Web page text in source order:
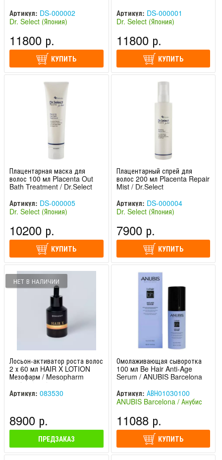
Артикул: DS-000002
Dr. Select (Япония)
11800 р.
КУПИТЬ
Артикул: DS-000001
Dr. Select (Япония)
11800 р.
КУПИТЬ
Плацентарная маска для
волос 100 мл Placenta Out
Bath Treatment / Dr.Select
Артикул: DS-000005
Dr. Select (Япония)
10200 р.
КУПИТЬ
Плацентарный спрей для
волос 200 мл Placenta Repair
Mist / Dr.Select
Артикул: DS-000004
Dr. Select (Япония)
7900 р.
КУПИТЬ
НЕТ В НАЛИЧИИ
Лосьон-активатор роста волос
2 х 60 мл HAIR X LOTION
Мезофарм / Mesopharm
professional
Артикул: 083530
8900 р.
ПРЕДЗАКАЗ
Омолаживающая сыворотка
100 мл Be Hair Anti-Age
Serum / ANUBIS Barcelona
Артикул: АВН01030100
ANUBIS Barcelona / Анубис
11088 р.
КУПИТЬ